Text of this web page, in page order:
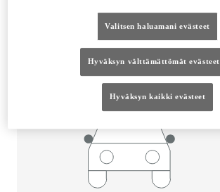
Valitsen haluamani evästeet
Hyväksyn välttämättömät evästeet
Hyväksyn kaikki evästeet